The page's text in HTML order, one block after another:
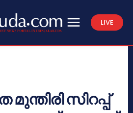
LIVE
സിറപ്പ്